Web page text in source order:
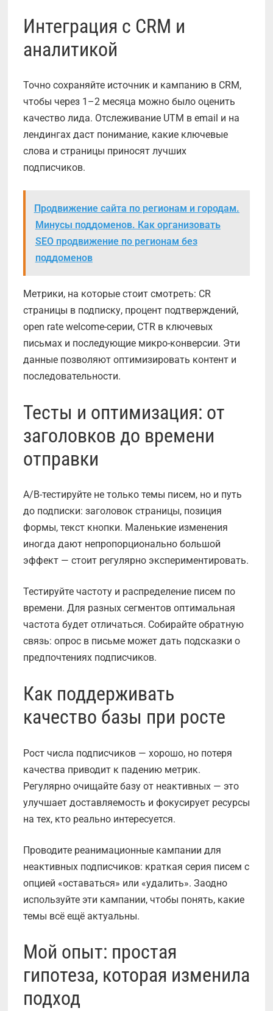
Интеграция с CRM и
аналитикой
Точно сохраняйте источник и кампанию в CRM,
чтобы через 1–2 месяца можно было оценить
качество лида. Отслеживание UTM в email и на
лендингах даст понимание, какие ключевые
слова и страницы приносят лучших
подписчиков.
Продвижение сайта по регионам и городам.
Минусы поддоменов. Как организовать
SEO продвижение по регионам без
поддоменов
Метрики, на которые стоит смотреть: CR
страницы в подписку, процент подтверждений,
open rate welcome-серии, CTR в ключевых
письмах и последующие микро-конверсии. Эти
данные позволяют оптимизировать контент и
последовательности.
Тесты и оптимизация: от
заголовков до времени
отправки
A/B-тестируйте не только темы писем, но и путь
до подписки: заголовок страницы, позиция
формы, текст кнопки. Маленькие изменения
иногда дают непропорционально большой
эффект — стоит регулярно экспериментировать.
Тестируйте частоту и распределение писем по
времени. Для разных сегментов оптимальная
частота будет отличаться. Собирайте обратную
связь: опрос в письме может дать подсказки о
предпочтениях подписчиков.
Как поддерживать
качество базы при росте
Рост числа подписчиков — хорошо, но потеря
качества приводит к падению метрик.
Регулярно очищайте базу от неактивных — это
улучшает доставляемость и фокусирует ресурсы
на тех, кто реально интересуется.
Проводите реанимационные кампании для
неактивных подписчиков: краткая серия писем с
опцией «оставаться» или «удалить». Заодно
используйте эти кампании, чтобы понять, какие
темы всё ещё актуальны.
Мой опыт: простая
гипотеза, которая изменила
подход